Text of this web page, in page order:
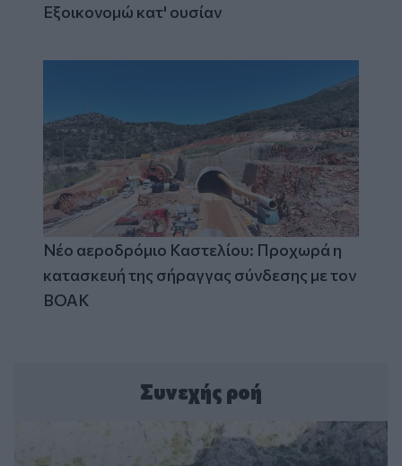
Εξοικονομώ κατ' ουσίαν
Νέο αεροδρόμιο Καστελίου: Προχωρά η
κατασκευή της σήραγγας σύνδεσης με τον
ΒΟΑΚ
Συνεχής ροή